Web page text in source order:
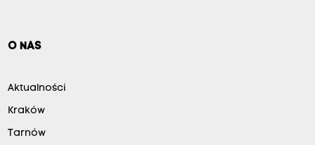
O NAS
Aktualności
Kraków
Tarnów